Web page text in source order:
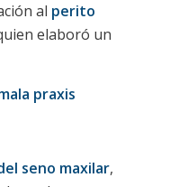
al perito
elaboró un
praxis
seno maxilar,